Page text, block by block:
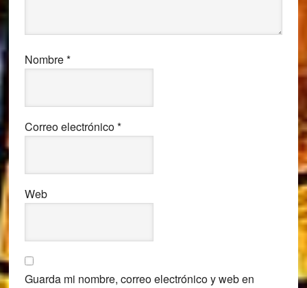
Nombre*
Correo electrónico*
Web
Guarda mi nombre, correo electrónico y web en